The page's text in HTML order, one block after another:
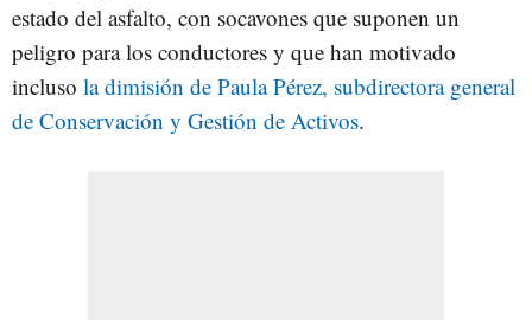
estado del asfalto, con socavones que suponen un
peligro para los conductores y que han motivado
incluso la dimisión de Paula Pérez, subdirectora general
de Conservación y Gestión de Activos.